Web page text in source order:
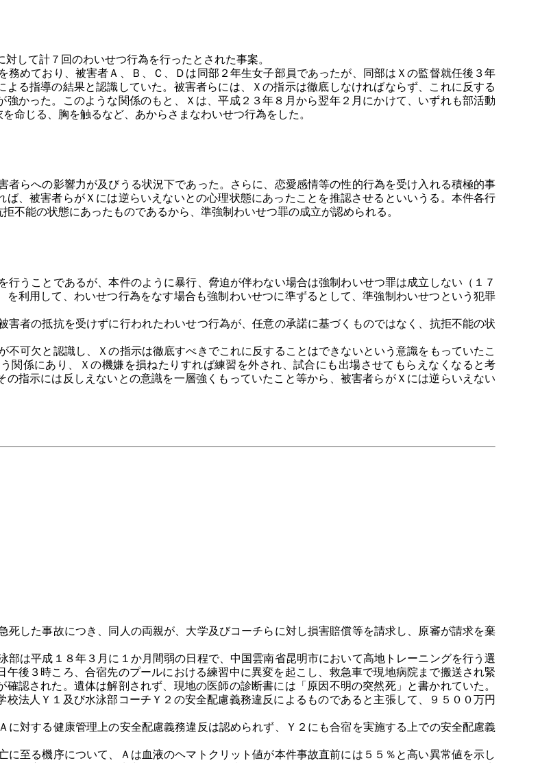
して計７回のわいせつ行為を行ったとされた事案。
めており、被害者Ａ、Ｂ、Ｃ、Ｄは同部２年生女子部員であったが、同部はＸの監督就任後３年
る指導の結果と認識していた。被害者らには、Ｘの指示は徹底しなければならず、これに反する
かった。このような関係のもと、Ｘは、平成２３年８月から翌年２月にかけて、いずれも部活動
命じる、胸を触るなど、あからさまなわいせつ行為をした。
らへの影響力が及びうる状況下であった。さらに、恋愛感情等の性的行為を受け入れる積極的事
、被害者らがＸには逆らいえないとの心理状態にあったことを推認させるといいうる。本件各行
不能の状態にあったものであるから、準強制わいせつ罪の成立が認められる。
うことであるが、本件のように暴行、脅迫が伴わない場合は強制わいせつ罪は成立しない（１７
利用して、わいせつ行為をなす場合も強制わいせつに準ずるとして、準強制わいせつという犯罪
者の抵抗を受けずに行われたわいせつ行為が、任意の承諾に基づくものではなく、抗拒不能の状
可欠と認識し、Ｘの指示は徹底すべきでこれに反することはできないという意識をもっていたこ
関係にあり、Ｘの機嫌を損ねたりすれば練習を外され、試合にも出場させてもらえなくなると考
指示には反しえないとの意識を一層強くもっていたこと等から、被害者らがＸには逆らいえない
した事故につき、同人の両親が、大学及びコーチらに対し損害賠償等を請求し、原審が請求を棄
は平成１８年３月に１か月間弱の日程で、中国雲南省昆明市において高地トレーニングを行う選
後３時ころ、合宿先のプールにおける練習中に異変を起こし、救急車で現地病院まで搬送され緊
認された。遺体は解剖されず、現地の医師の診断書には「原因不明の突然死」と書かれていた。
法人Ｙ１及び水泳部コーチＹ２の安全配慮義務違反によるものであると主張して、９５００万円
対する健康管理上の安全配慮義務違反は認められず、Ｙ２にも合宿を実施する上での安全配慮義
至る機序について、Ａは血液のヘマトクリット値が本件事故直前には５５％と高い異常値を示し